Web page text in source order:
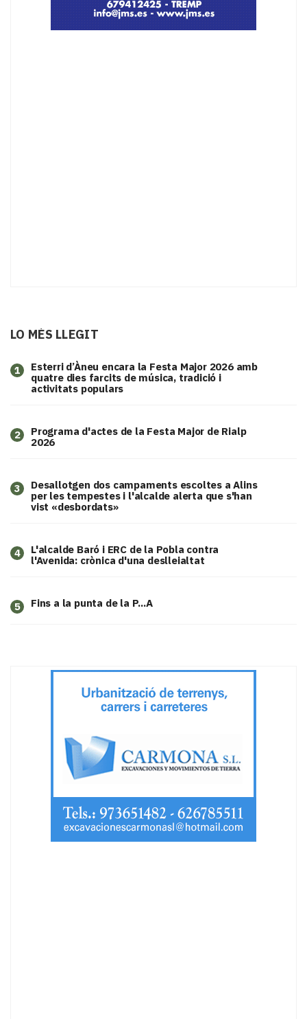
LO MÉS LLEGIT
1
Esterri d’Àneu encara la Festa Major 2026 amb
quatre dies farcits de música, tradició i
activitats populars
2
Programa d'actes de la Festa Major de Rialp
2026
3
​Desallotgen dos campaments escoltes a Alins
per les tempestes i l'alcalde alerta que s'han
vist «desbordats»
4
L'alcalde Baró i ERC de la Pobla contra
l'Avenida: crònica d'una deslleialtat
5 Fins a la punta de la P...A